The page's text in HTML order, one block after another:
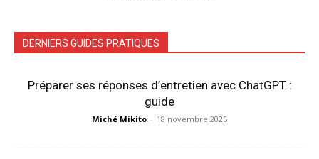
DERNIERS GUIDES PRATIQUES
Préparer ses réponses d’entretien avec ChatGPT :
guide
Miché Mikito - 18 novembre 2025